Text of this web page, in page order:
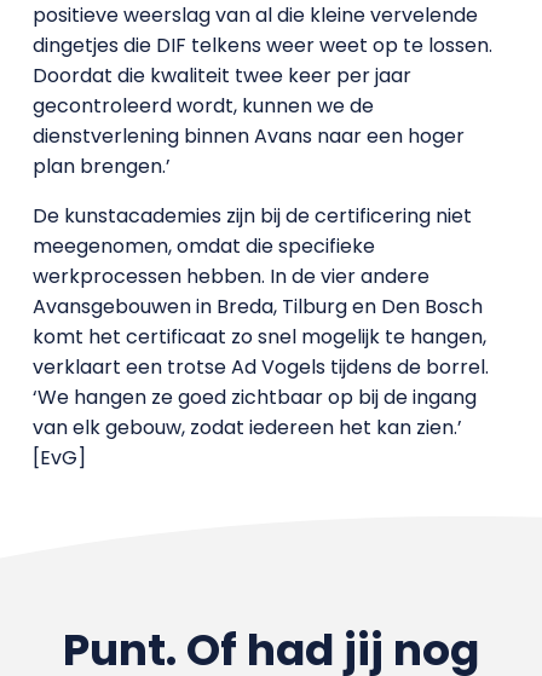
positieve weerslag van al die kleine vervelende
dingetjes die DIF telkens weer weet op te lossen.
Doordat die kwaliteit twee keer per jaar
gecontroleerd wordt, kunnen we de
dienstverlening binnen Avans naar een hoger
plan brengen.’
De kunstacademies zijn bij de certificering niet
meegenomen, omdat die specifieke
werkprocessen hebben. In de vier andere
Avansgebouwen in Breda, Tilburg en Den Bosch
komt het certificaat zo snel mogelijk te hangen,
verklaart een trotse Ad Vogels tijdens de borrel.
‘We hangen ze goed zichtbaar op bij de ingang
van elk gebouw, zodat iedereen het kan zien.’
[EvG]
Punt. Of had jij nog